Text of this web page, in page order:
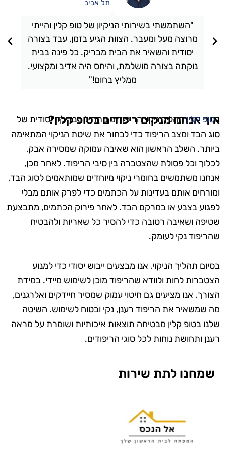
"השתמשתי בשירותי הניקיון של טופ קלין והייתי
מרוצה מעל ומעבר. הצוות הגיע בזמן, עבד בצורה
יסודית והשאיר את הבית מבריק. כל פינה בבית
נוקתה בצורה מושלמת, והיחס היה אדיב ומקצועי.
ממליץ בחום!"
תל אביב
איך אנחנו מנקים ריפודים בטופ קלין?
בטופ קליןתהליך ניקוי הריפודים מתחיל בבדיקה יסודית של
סוג הבד ומצב הריפוד כדי לבחור את שיטת הניקוי המתאימה
ביותר. השלב הראשון הוא שאיבה עמוקה שמסירה אבק,
לכלוך וכל פסולת שהצטברה בין סיבי הריפוד. לאחר מכן,
אנחנו משתמשים בחומרי ניקוי מיוחדים שמותאמים לסוג הבד,
ומורחים אותם בעדינות על הכתמים כדי לפרק אותם מבלי
לפגוע בצבע או במרקם הבד. לאחר פירוק הכתמים, מתבצעת
שטיפה ושאיבה רטובה כדי להסיר כל שאריות ולהבטיח
שהריפוד נקי לעומק.
בסיום תהליך הניקוי, אנו מבצעים ייבוש יסודי כדי למנוע
הצטברות לחות ולוודא שהריפוד מוכן לשימוש מיידי. במידת
הצורך, אנו מציעים גם חיטוי עמוק שמסיר חיידקים ואלרגנים,
מה שמשאיר את הריפוד רענן, נקי ובטוח לשימוש. השיטה
שלנו בטופ קלין מבטיחה תוצאות איכותיות ושומרת על מראה
רענן ותחושת נוחות לכל סוגי הריפודים.
שמחנו לתת שירות